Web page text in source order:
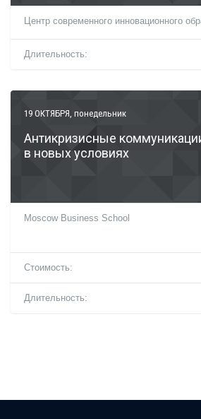
Центр современного инновационного
Длительность:
19 ОКТЯБРЯ, понедельник
Антикризисные
в новых условиях
Moscow Business School
Стоимость:
Длительность: